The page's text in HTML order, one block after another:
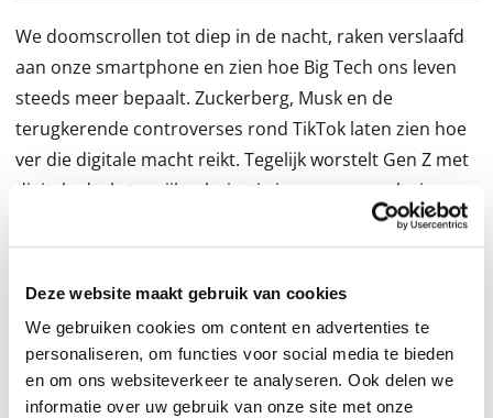
Deze website maakt gebruik van cookies
We gebruiken cookies om content en advertenties te
personaliseren, om functies voor social media te bieden
en om ons websiteverkeer te analyseren. Ook delen we
informatie over uw gebruik van onze site met onze
We doomscrollen tot diep in de nacht, raken verslaafd
aan onze smartphone en zien hoe Big Tech ons leven
steeds meer bepaalt. Zuckerberg, Musk en de
terugkerende controverses rond TikTok laten zien hoe
ver die digitale macht reikt. Tegelijk worstelt Gen Z met
digitale druk, terwijl polarisatie in onze samenleving
groeit. Maar is het écht allemaal de schuld van social
media?
Jassies zien dat er naast risico’s op verslaving,
polarisatie en privacyschending ook een krachtige,
positieve kant schuilt in technologie. Door digitale